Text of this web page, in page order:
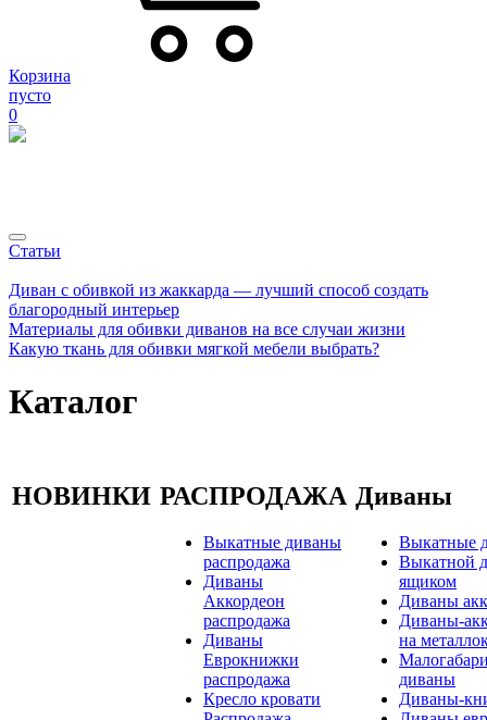
Корзина
пусто
0
Статьи
Диван с обивкой из жаккарда — лучший способ создать
благородный интерьер
Материалы для обивки диванов на все случаи жизни
Какую ткань для обивки мягкой мебели выбрать?
Каталог
НОВИНКИ РАСПРОДАЖА
Выкатные диваны
распродажа
Диваны
Аккордеон
распродажа
Диваны
Еврокнижки
распродажа
Кресло кровати
Диваны
Выкатные
Выкатной
ящиком
Диваны
Диваны-
на
диваны
Диваны-